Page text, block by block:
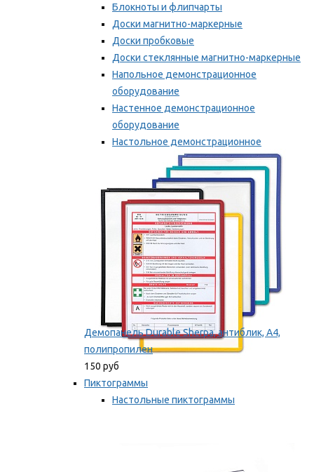
Блокноты и флипчарты
Доски магнитно-маркерные
Доски пробковые
Доски стеклянные магнитно-маркерные
Напольное демонстрационное
оборудование
Настенное демонстрационное
оборудование
Настольное демонстрационное
оборудование
Мы рекомендуем
Демопанель Durable Sherpa, антиблик, А4,
полипропилен
150 руб
Пиктограммы
Настольные пиктограммы